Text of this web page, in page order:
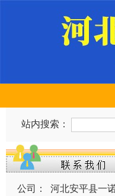
站内搜索：
公司：
河北安平县一